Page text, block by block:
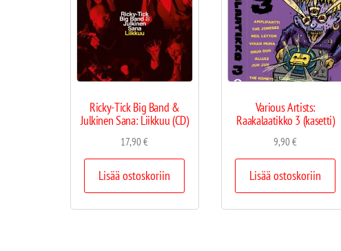
Ricky-Tick Big Band &
Julkinen Sana: Liikkuu (CD)
17,90€
Lisää ostoskoriin
Various Artists:
Raakalaatikko 3 (kasetti)
9,90€
Lisää ostoskoriin